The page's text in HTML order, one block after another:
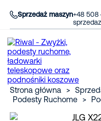
Sprzedaż maszyn+48 508
Strona główna >
Podesty Ruchome
>